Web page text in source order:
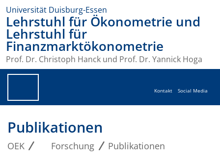
Universität Duisburg-Essen
Lehrstuhl für Ökonometrie und
Lehrstuhl für
Finanzmarktökonometrie
Prof. Dr. Christoph Hanck und Prof. Dr. Yannick Hoga
Kontakt Social Media
Publikationen
OEK Forschung Publikationen